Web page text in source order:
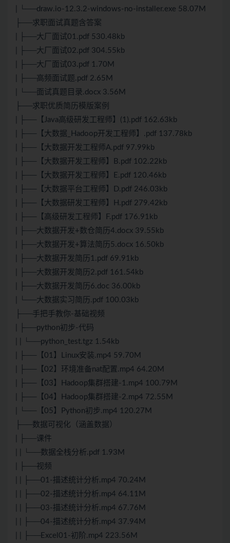
| └──draw.io-12.3.2-windows-no-installer.exe 58.07M
├──求职面试真题含答案
| ├──大厂面试01.pdf 530.48kb
| ├──大厂面试02.pdf 304.55kb
| ├──大厂面试03.pdf 1.70M
| ├──高频面试题.pdf 2.65M
| └──面试真题目录.docx 3.56M
├──求职优质简历模版案例
| ├──【Java高级研发工程师】(1).pdf 162.63kb
| ├──【大数据_Hadoop开发工程师】.pdf 137.78kb
| ├──【大数据开发工程师A.pdf 97.99kb
| ├──【大数据开发工程师】B.pdf 102.22kb
| ├──【大数据开发工程师】E.pdf 120.46kb
| ├──【大数据平台工程师】D.pdf 246.03kb
| ├──【大数据研发工程师】H.pdf 279.42kb
| ├──【高级研发工程师】F.pdf 176.91kb
| ├──大数据开发+数仓简历4.docx 39.55kb
| ├──大数据开发+算法简历5.docx 16.50kb
| ├──大数据开发简历1.pdf 69.91kb
| ├──大数据开发简历2.pdf 161.54kb
| ├──大数据开发简历6.doc 36.00kb
| └──大数据实习简历.pdf 100.03kb
├──手把手教你-基础视频
| ├──python初步-代码
| | └──python_test.tgz 1.54kb
| ├──【01】Linux安装.mp4 59.70M
| ├──【02】环境准备nat配置.mp4 64.20M
| ├──【03】Hadoop集群搭建-1.mp4 100.79M
| ├──【04】Hadoop集群搭建-2.mp4 72.55M
| └──【05】Python初步.mp4 120.27M
├──数据可视化（涵盖数据）
| ├──课件
| | └──数据全栈分析.pdf 1.93M
| ├──视频
| | ├──01-描述统计分析.mp4 70.24M
| | ├──02-描述统计分析.mp4 64.11M
| | ├──03-描述统计分析.mp4 67.76M
| | ├──04-描述统计分析.mp4 37.94M
| | ├──Excel01-初阶.mp4 223.56M